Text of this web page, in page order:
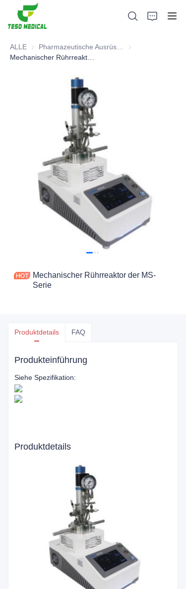
ALLE
Pharmazeutische
Mechanischer Rührreaktor der MS-
Serie
Produktdetails FAQ
Produkteinführung
Siehe Spezifikation:
Produktdetails
Neuigkeiten und Kooperationsfälle
Fertigungsgrundlagen und -prozesse
Unterstützung